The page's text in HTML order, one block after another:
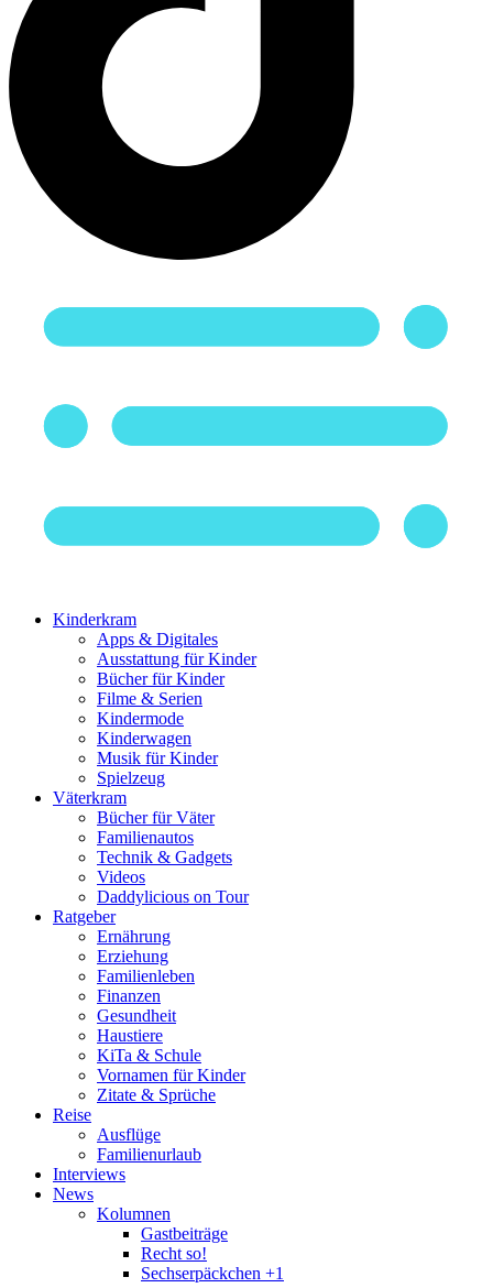
Kinderkram
Apps & Digitales
Ausstattung für Kinder
Bücher für Kinder
Filme & Serien
Kindermode
Kinderwagen
Musik für Kinder
Spielzeug
Väterkram
Bücher für Väter
Familienautos
Technik & Gadgets
Videos
Daddylicious on Tour
Ratgeber
Ernährung
Erziehung
Familienleben
Finanzen
Gesundheit
Haustiere
KiTa & Schule
Vornamen für Kinder
Zitate & Sprüche
Reise
Ausflüge
Familienurlaub
Interviews
News
Kolumnen
Gastbeiträge
Recht so!
Sechserpäckchen +1